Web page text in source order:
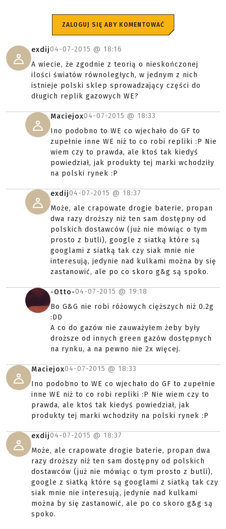
ZALOGUJ SIĘ ABY KOMENTOWAĆ
exdij04-07-2015 @ 18:16
A wiecie, że zgodnie z teorią o nieskończonej
ilości światów równoległych, w jednym z nich
istnieje polski sklep sprowadzający części do
długich replik gazowych WE?
Maciejox04-07-2015 @ 18:33
Ino podobno to WE co wjechało do GF to
zupełnie inne WE niż to co robi repliki :P Nie
wiem czy to prawda, ale ktoś tak kiedyś
powiedział, jak produkty tej marki wchodziły
na polski rynek :P
exdij04-07-2015 @ 18:37
Może, ale crapowate drogie baterie, propan
dwa razy droższy niż ten sam dostępny od
polskich dostawców (już nie mówiąc o tym
prosto z butli), google z siatką które są
googlami z siatką tak czy siak mnie nie
interesują, jedynie nad kulkami można by się
zastanowić, ale po co skoro g&g są spoko.
-Otto-04-07-2015 @ 19:18
Bo G&G nie robi różowych cięższych niż 0.2g
:DD
A co do gazów nie zauważyłem żeby były
droższe od innych green gazów dostępnych
na rynku, a na pewno nie 2x więcej.
Maciejox04-07-2015 @ 18:33
Ino podobno to WE co wjechało do GF to zupełnie
inne WE niż to co robi repliki :P Nie wiem czy to
prawda, ale ktoś tak kiedyś powiedział, jak
produkty tej marki wchodziły na polski rynek :P
exdij04-07-2015 @ 18:37
Może, ale crapowate drogie baterie, propan dwa
razy droższy niż ten sam dostępny od polskich
dostawców (już nie mówiąc o tym prosto z butli),
google z siatką które są googlami z siatką tak czy
siak mnie nie interesują, jedynie nad kulkami
można by się zastanowić, ale po co skoro g&g są
spoko.